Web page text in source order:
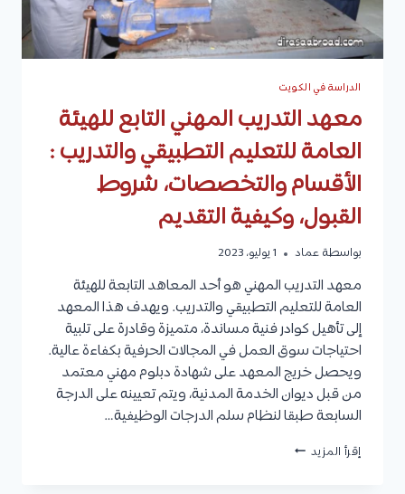
الدراسة في الكويت
معهد التدريب المهني التابع للهيئة
العامة للتعليم التطبيقي والتدريب :
الأقسام والتخصصات، شروط
القبول، وكيفية التقديم
بواسطة عماد 1 يوليو، 2023
معهد التدريب المهني هو أحد المعاهد التابعة للهيئة
العامة للتعليم التطبيقي والتدريب. ويهدف هذا المعهد
إلى تأهيل كوادر فنية مساندة، متميزة وقادرة على تلبية
احتياجات سوق العمل في المجالات الحرفية بكفاءة عالية.
ويحصل خريج المعهد على شهادة دبلوم مهني معتمد
من قبل ديوان الخدمة المدنية، ويتم تعيينه على الدرجة
السابعة طبقا لنظام سلم الدرجات الوظيفية…
إقرأ المزيد معهد